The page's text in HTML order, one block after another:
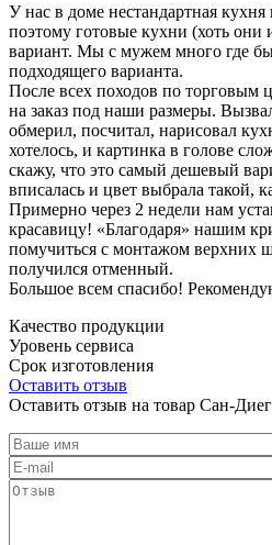
У нас в доме нестандартная кухня
поэтому готовые кухни (хоть
вариант. Мы с мужем много где
подходящего варианта.
После всех походов по торговым
на заказ под наши размеры.
обмерил, посчитал, нарисовал
хотелось, и картинка в голове
скажу, что это самый дешевый
вписалась и цвет выбрала такой,
Примерно через 2 недели нам
красавицу! «Благодаря» нашим
помучиться с монтажом верхних
получился отменный.
Большое всем спасибо!
Качество продукции
Уровень сервиса
Срок изготовления
Оставить отзыв
Оставить отзыв на товар Сан-